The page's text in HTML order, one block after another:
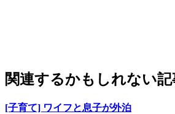
関連するかもしれない記
[子育て] ワイフと息子が外泊